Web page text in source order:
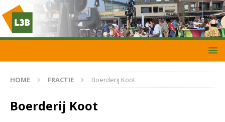
HOME FRACTIE Boerderij Koot
Boerderij Koot